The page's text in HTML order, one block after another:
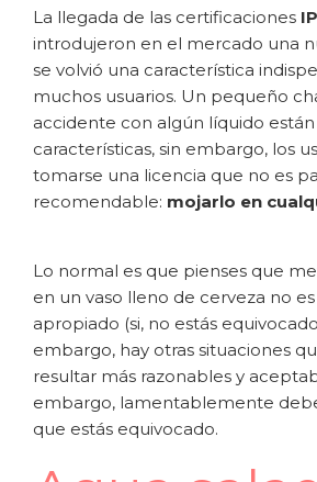
La llegada de las certificaciones
introdujeron en el mercado una
se volvió una característica
muchos usuarios. Un pequeño
accidente con algún líquido están
características, sin embargo, los
tomarse una licencia que no es
recomendable: mojarlo en
Lo normal es que pienses que
en un vaso lleno de cerveza no
apropiado (si, no estás
embargo, hay otras situaciones
resultar más razonables y
embargo, lamentablemente
que estás equivocado.